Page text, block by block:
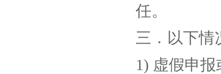
任。
三．以下情
1) 虚假申